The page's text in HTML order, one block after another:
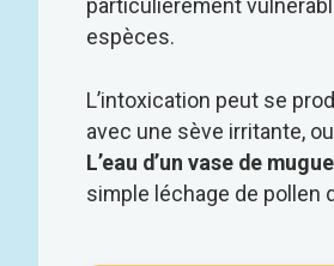
particulièrement
espèces.
L’intoxication peut se
avec une sève irritante,
L’eau d’un vase de
simple léchage de pollen